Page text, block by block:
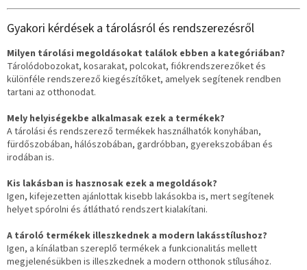
Gyakori kérdések a tárolásról és rendszerezésről
Milyen tárolási megoldásokat találok ebben a kategóriában?
Tárolódobozokat, kosarakat, polcokat, fiókrendszerezőket és
különféle rendszerező kiegészítőket, amelyek segítenek rendben
tartani az otthonodat.
Mely helyiségekbe alkalmasak ezek a termékek?
A tárolási és rendszerező termékek használhatók konyhában,
fürdőszobában, hálószobában, gardróbban, gyerekszobában és
irodában is.
Kis lakásban is hasznosak ezek a megoldások?
Igen, kifejezetten ajánlottak kisebb lakásokba is, mert segítenek
helyet spórolni és átlátható rendszert kialakítani.
A tároló termékek illeszkednek a modern lakásstílushoz?
Igen, a kínálatban szereplő termékek a funkcionalitás mellett
megjelenésükben is illeszkednek a modern otthonok stílusához.